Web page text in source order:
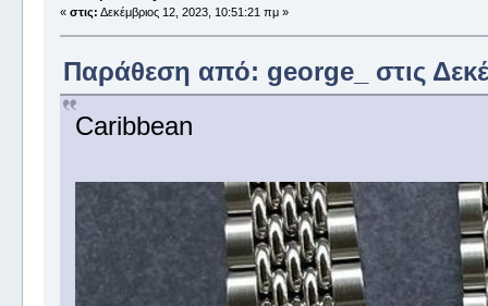
« στις: Δεκέμβριος 12, 2023, 10:51:21 πμ »
Παράθεση από: george_ στις
Caribbean